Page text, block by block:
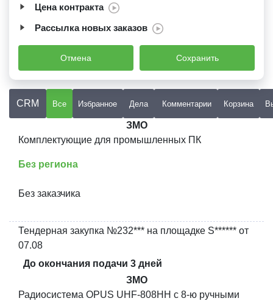
Цена контракта
Рассылка новых заказов
Отмена Сохранить
CRM Все Избранное Дела Комментарии Корзина
ЗМО
Комплектующие для промышленных ПК
Без региона
Без заказчика
Тендерная закупка №232*** на площадке S****** от
07.08
До окончания подачи 3 дней
ЗМО
Радиосистема OPUS UHF-808HH с 8-ю ручными